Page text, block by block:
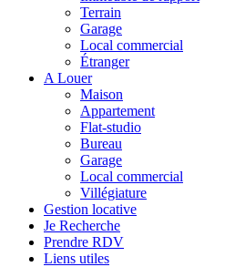
Terrain
Garage
Local commercial
Étranger
A Louer
Maison
Appartement
Flat-studio
Bureau
Garage
Local commercial
Villégiature
Gestion locative
Je Recherche
Prendre RDV
Liens utiles